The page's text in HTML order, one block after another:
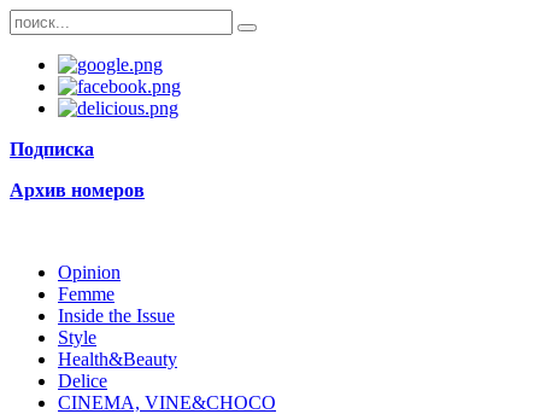
Подписка
Архив номеров
Opinion
Femme
Inside the Issue
Style
Health&Beauty
Delice
CINEMA, VINE&CHOCO